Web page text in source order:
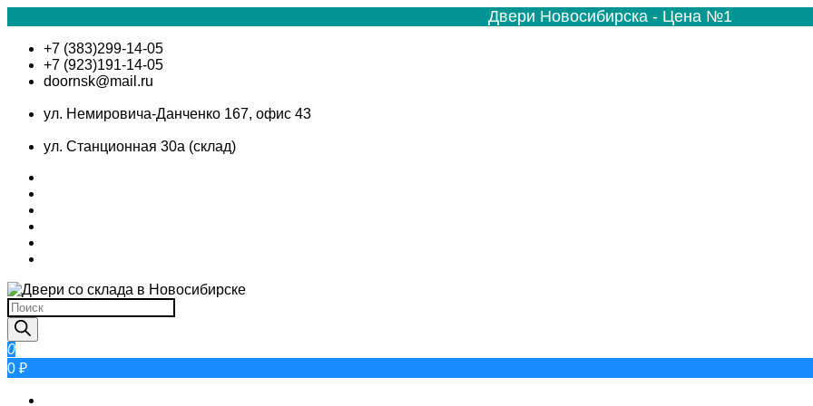
Двери Новосибирска - Цена №1
Skip
content
+7 (383)299-14-05
+7 (923)191-14-05
doornsk@mail.ru
ул. Немировича-Данченко 167, офис 43
ул. Станционная 30а (склад)
Поиск
товаров
0
0 ₽